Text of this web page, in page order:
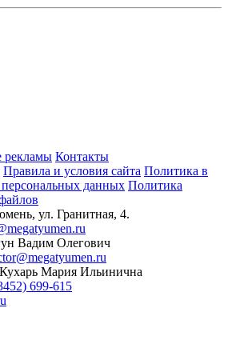
рекламы Контакты
Правила и условия сайта Политика в
данных Политика
ул. Гранитная, 4.
Вадим Олегович
Кухарь Мария Ильинична
699-615